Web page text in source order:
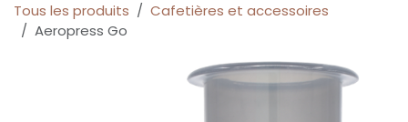
Tous les produits
Cafetières et accessoires
Aeropress Go